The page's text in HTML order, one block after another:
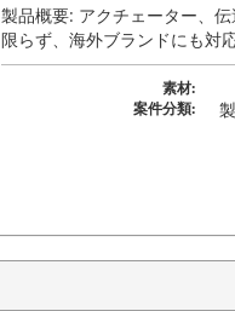
製品概要: アクチェーター、
限らず、海外ブランドにも対
素材:
案件分類: